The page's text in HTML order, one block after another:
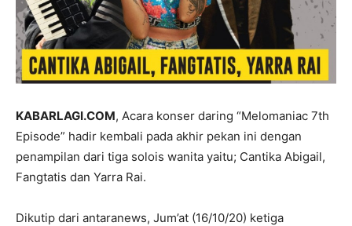
KABARLAGI.COM, Acara konser daring “Melomaniac 7th
Episode” hadir kembali pada akhir pekan ini dengan
penampilan dari tiga solois wanita yaitu; Cantika Abigail,
Fangtatis dan Yarra Rai.
Dikutip dari antaranews, Jum’at (16/10/20) ketiga